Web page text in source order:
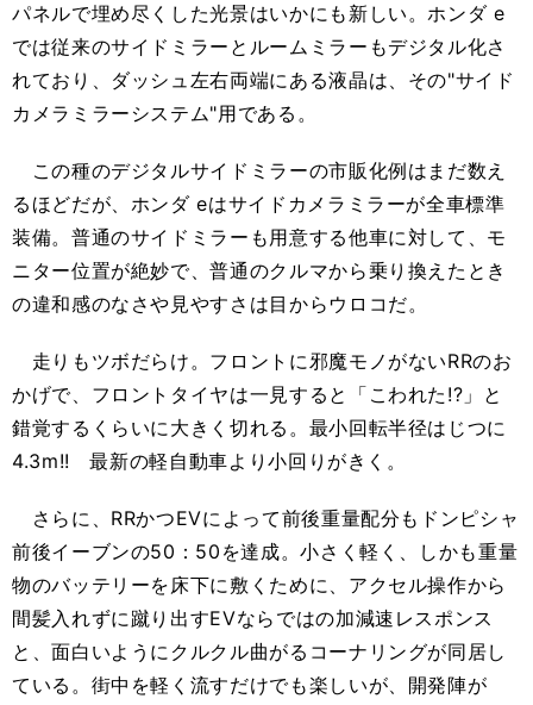
パネルで埋め尽くした光景はいかにも新しい。ホンダ e
では従来のサイドミラーとルームミラーもデジタル化さ
れており、ダッシュ左右両端にある液晶は、その"サイド
カメラミラーシステム"用である。
この種のデジタルサイドミラーの市販化例はまだ数え
るほどだが、ホンダ eはサイドカメラミラーが全車標準
装備。普通のサイドミラーも用意する他車に対して、モ
ニター位置が絶妙で、普通のクルマから乗り換えたとき
の違和感のなさや見やすさは目からウロコだ。
走りもツボだらけ。フロントに邪魔モノがないRRのお
かげで、フロントタイヤは一見すると「こわれた!?」と
錯覚するくらいに大きく切れる。最小回転半径はじつに
4.3m!! 最新の軽自動車より小回りがきく。
さらに、RRかつEVによって前後重量配分もドンピシャ
前後イーブンの50：50を達成。小さく軽く、しかも重量
物のバッテリーを床下に敷くために、アクセル操作から
間髪入れずに蹴り出すEVならではの加減速レスポンス
と、面白いようにクルクル曲がるコーナリングが同居し
ている。街中を軽く流すだけでも楽しいが、開発陣が